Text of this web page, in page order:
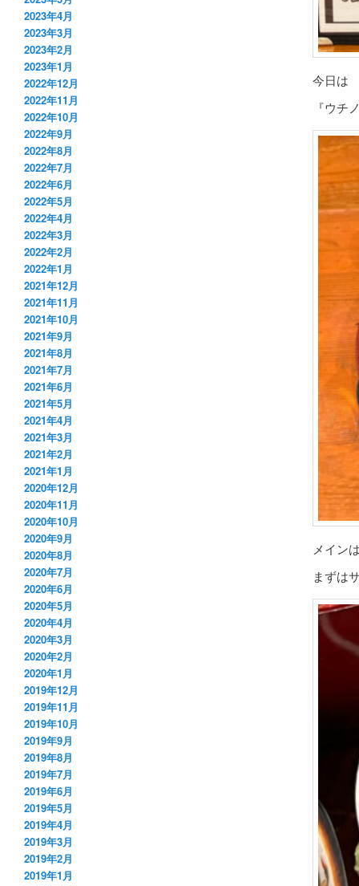
今日は
『ウ
メイン
まずは
2023年4月
2023年3月
2023年2月
2023年1月
2022年12月
2022年11月
2022年10月
2022年9月
2022年8月
2022年7月
2022年6月
2022年5月
2022年4月
2022年3月
2022年2月
2022年1月
2021年12月
2021年11月
2021年10月
2021年9月
2021年8月
2021年7月
2021年6月
2021年5月
2021年4月
2021年3月
2021年2月
2021年1月
2020年12月
2020年11月
2020年10月
2020年9月
2020年8月
2020年7月
2020年6月
2020年5月
2020年4月
2020年3月
2020年2月
2020年1月
2019年12月
2019年11月
2019年10月
2019年9月
2019年8月
2019年7月
2019年6月
2019年5月
2019年4月
2019年3月
2019年2月
2019年1月